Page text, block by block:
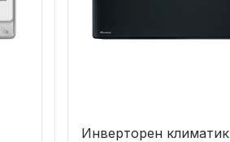
Инверторен климатик